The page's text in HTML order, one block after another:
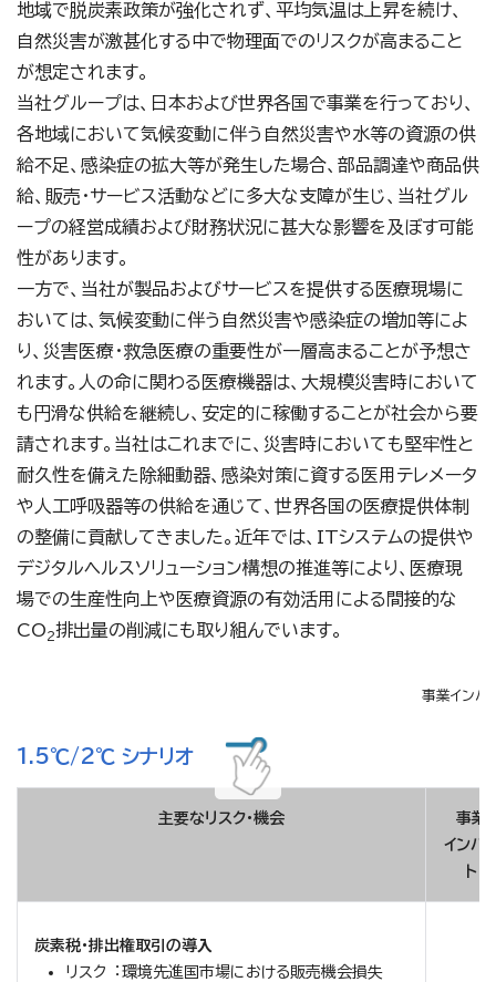
地域で脱炭素政策が強化されず、平均気温は上昇を続け、
自然災害が激甚化する中で物理面でのリスクが高まること
が想定されます。
当社グループは、日本および世界各国で事業を行っており、
各地域において気候変動に伴う自然災害や水等の資源の供
給不足、感染症の拡大等が発生した場合、部品調達や商品供
給、販売・サービス活動などに多大な支障が生じ、当社グル
ープの経営成績および財務状況に甚大な影響を及ぼす可能
性があります。
一方で、当社が製品およびサービスを提供する医療現場に
おいては、気候変動に伴う自然災害や感染症の増加等によ
り、災害医療・救急医療の重要性が一層高まることが予想さ
れます。人の命に関わる医療機器は、大規模災害時において
も円滑な供給を継続し、安定的に稼働することが社会から要
請されます。当社はこれまでに、災害時においても堅牢性と
耐久性を備えた除細動器、感染対策に資する医用テレメータ
や人工呼吸器等の供給を通じて、世界各国の医療提供体制
の整備に貢献してきました。近年では、ITシステムの提供や
デジタルヘルスソリューション構想の推進等により、医療現
場での生産性向上や医療資源の有効活用による間接的な
CO2排出量の削減にも取り組んでいます。
事業イン
1.5℃/2℃ シナリオ
主要なリスク・機会
事業
インパ
ト
炭素税・排出権取引の導⼊
リスク︓環境先進国市場における販売機会損失